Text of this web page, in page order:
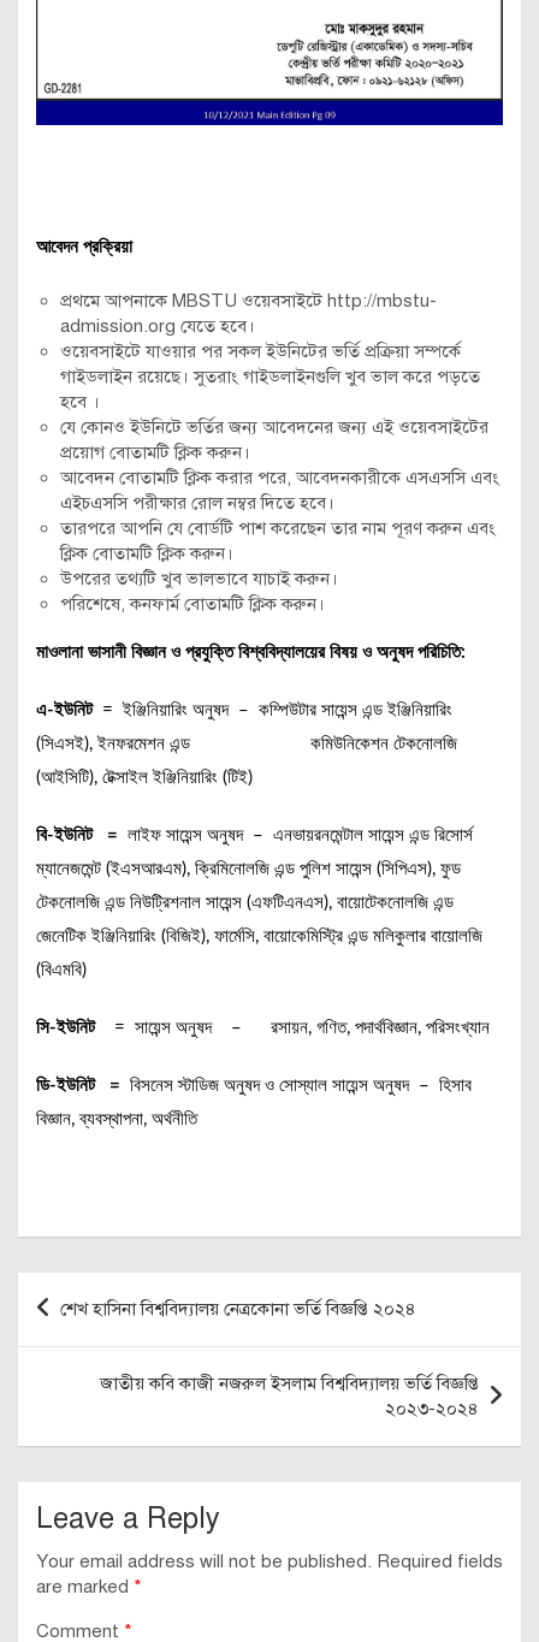
আবেদন প্রক্রিয়া
প্রথমে আপনাকে MBSTU ওয়েবসাইটে http://mbstu-
admission.org যেতে হবে।
ওয়েবসাইটে যাওয়ার পর সকল ইউনিটের ভর্তি প্রক্রিয়া সম্পর্কে
গাইডলাইন রয়েছে। সুতরাং গাইডলাইনগুলি খুব ভাল করে পড়তে
হবে ।
যে কোনও ইউনিটে ভর্তির জন্য আবেদনের জন্য এই ওয়েবসাইটের
প্রয়োগ বোতামটি ক্লিক করুন।
আবেদন বোতামটি ক্লিক করার পরে, আবেদনকারীকে এসএসসি এবং
এইচএসসি পরীক্ষার রোল নম্বর দিতে হবে।
তারপরে আপনি যে বোর্ডটি পাশ করেছেন তার নাম পূরণ করুন এবং
ক্লিক বোতামটি ক্লিক করুন।
উপরের তথ্যটি খুব ভালভাবে যাচাই করুন।
পরিশেষে, কনফার্ম বোতামটি ক্লিক করুন।
মাওলানা ভাসানী বিজ্ঞান ও প্রযুক্তি বিশ্ববিদ্যালয়ের বিষয় ও অনুষদ পরিচিতি:
এ-ইউনিট = ইঞ্জিনিয়ারিং অনুষদ – কম্পিউটার সায়েন্স এন্ড ইঞ্জিনিয়ারিং
(সিএসই), ইনফরমেশন এন্ড কমিউনিকেশন টেকনোলজি
(আইসিটি), টেক্সাইল ইঞ্জিনিয়ারিং (টিই)
বি-ইউনিট = লাইফ সায়েন্স অনুষদ – এনভায়রনমেন্টাল সায়েন্স এন্ড রিসোর্স
ম্যানেজমেন্ট (ইএসআরএম), ক্রিমিনোলজি এন্ড পুলিশ সায়েন্স (সিপিএস), ফুড
টেকনোলজি এন্ড নিউট্রিশনাল সায়েন্স (এফটিএনএস), বায়োটেকনোলজি এন্ড
জেনেটিক ইঞ্জিনিয়ারিং (বিজিই), ফার্মেসি, বায়োকেমিস্ট্রি এন্ড মলিকুলার বায়োলজি
(বিএমবি)
সি-ইউনিট= সায়েন্স অনুষদ – রসায়ন, গণিত, পদার্থবিজ্ঞান, পরিসংখ্যান
ডি-ইউনিট = বিসনেস স্টাডিজ অনুষদ ও সোস্যাল সায়েন্স অনুষদ – হিসাব
বিজ্ঞান, ব্যবস্থাপনা, অর্থনীতি
Post
navigation
শেখ হাসিনা বিশ্ববিদ্যালয় নেত্রকোনা ভর্তি বিজ্ঞপ্তি ২০২৪
জাতীয় কবি কাজী নজরুল ইসলাম বিশ্ববিদ্যালয় ভর্তি বিজ্ঞপ্তি
২০২৩-২০২৪
Leave a Reply
Your email address will not be published. Required fields
are marked *
Comment *